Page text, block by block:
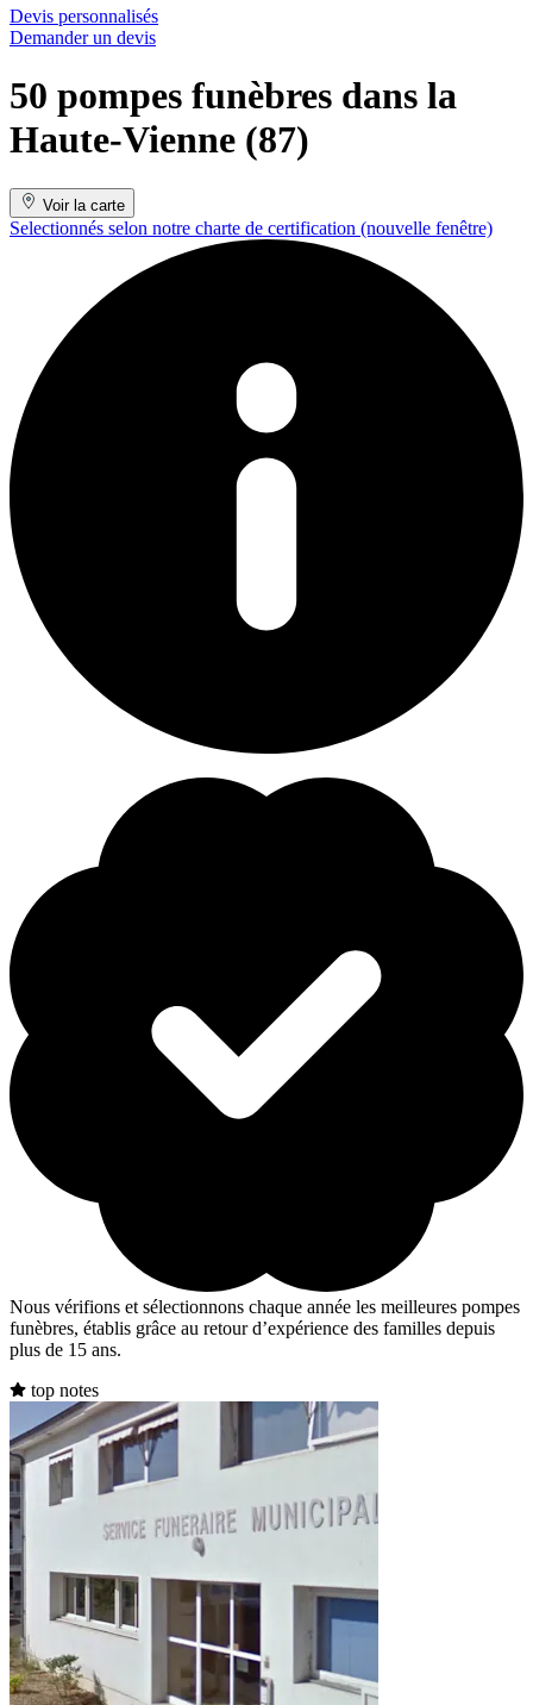
Devis personnalisés
Demander un devis
50 pompes funèbres dans la
Haute-Vienne (87)
Voir la carte
Selectionnés selon notre charte de certification (nouvelle fenêtre)
Nous vérifions et sélectionnons chaque année les meilleures pompes
funèbres, établis grâce au retour d’expérience des familles depuis
plus de 15 ans.
top notes